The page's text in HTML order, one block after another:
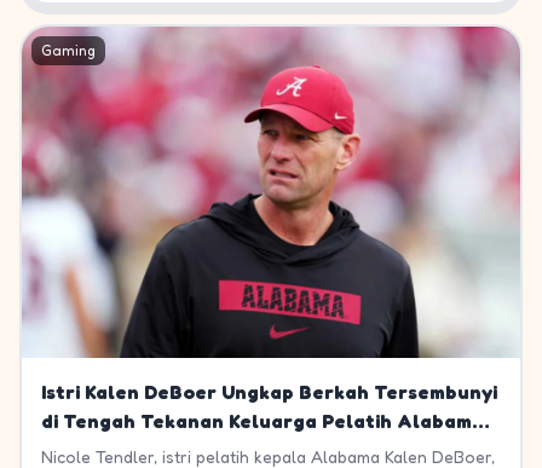
Gaming
Istri Kalen DeBoer Ungkap Berkah Tersembunyi
di Tengah Tekanan Keluarga Pelatih Alabama
Crimson Tide
Nicole Tendler, istri pelatih kepala Alabama Kalen DeBoer,